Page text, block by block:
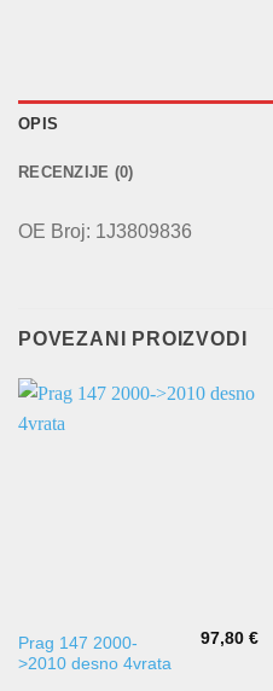
OPIS
RECENZIJE (0)
OE Broj: 1J3809836
POVEZANI PROIZVODI
Prag 147 2000-
>2010 desno 4vrata
97,80€